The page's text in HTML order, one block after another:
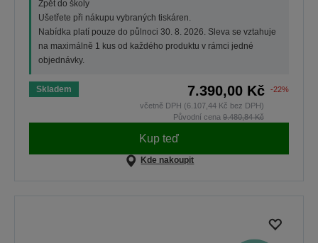
Zpět do školy
Ušetřete při nákupu vybraných tiskáren.
Nabídka platí pouze do půlnoci 30. 8. 2026. Sleva se vztahuje
na maximálně 1 kus od každého produktu v rámci jedné
objednávky.
Skladem 7.390,00 Kč
-22%
včetně DPH (6.107,44 Kč bez DPH)
Původní cena 9.480,84 Kč
Kup teď
Kde nakoupit